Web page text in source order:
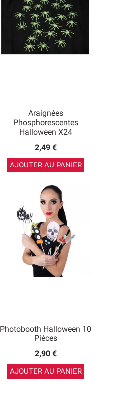
Araignées
Phosphorescentes
Halloween X24
2,49 €
AJOUTER AU PANIER
Photobooth Halloween 10
Pièces
2,90 €
AJOUTER AU PANIER